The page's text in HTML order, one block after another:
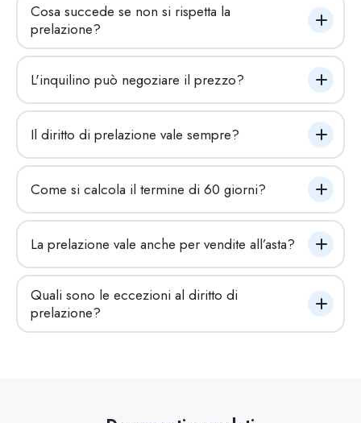
Cosa succede se non si rispetta la
prelazione?
L'inquilino può negoziare il prezzo?
Il diritto di prelazione vale sempre?
Come si calcola il termine di 60 giorni?
La prelazione vale anche per vendite all’asta?
Quali sono le eccezioni al diritto di
prelazione?